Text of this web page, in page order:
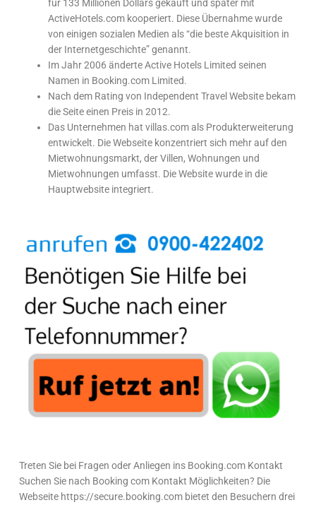
für 133 Millionen Dollars gekauft und später mit
ActiveHotels.com kooperiert. Diese Übernahme wurde
von einigen sozialen Medien als “die beste Akquisition in
der Internetgeschichte” genannt.
Im Jahr 2006 änderte Active Hotels Limited seinen
Namen in Booking.com Limited.
Nach dem Rating von Independent Travel Website bekam
die Seite einen Preis in 2012.
Das Unternehmen hat villas.com als Produkterweiterung
entwickelt. Die Webseite konzentriert sich mehr auf den
Mietwohnungsmarkt, der Villen, Wohnungen und
Mietwohnungen umfasst. Die Website wurde in die
Hauptwebsite integriert.
Treten Sie bei Fragen oder Anliegen ins Booking.com Kontakt
Suchen Sie nach Booking com Kontakt Möglichkeiten? Die
Webseite https://secure.booking.com bietet den Besuchern drei